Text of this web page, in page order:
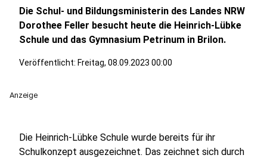
Die Schul- und Bildungsministerin des Landes NRW
Dorothee Feller besucht heute die Heinrich-Lübke
Schule und das Gymnasium Petrinum in Brilon.
Veröffentlicht: Freitag, 08.09.2023 00:00
Anzeige
Die Heinrich-Lübke Schule wurde bereits für ihr
Schulkonzept ausgezeichnet. Das zeichnet sich durch